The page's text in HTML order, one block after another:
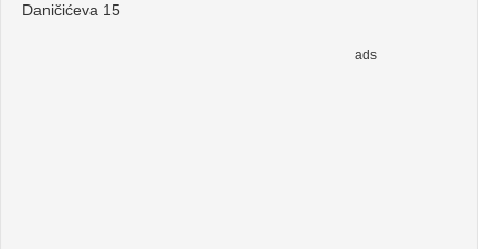
Daničićeva 15
ads